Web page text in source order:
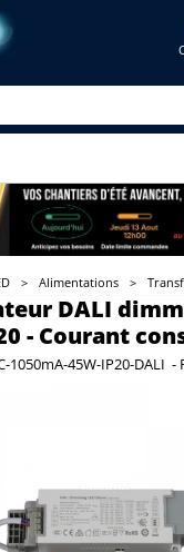
> Alimentations >
DALI
- Courant
1050mA-45W-IP20-DALI -